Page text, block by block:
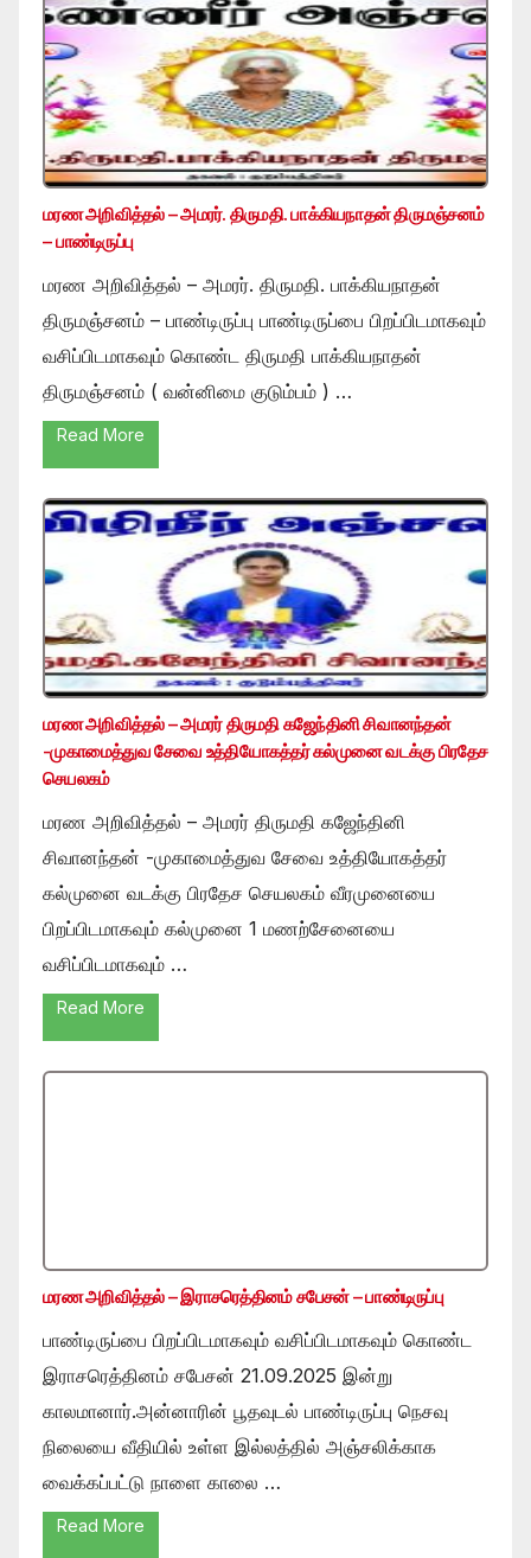
மரண அறிவித்தல் – அமரர். திருமதி. பாக்கியநாதன் திருமஞ்சனம்
– பாண்டிருப்பு
மரண அறிவித்தல் – அமரர். திருமதி. பாக்கியநாதன்
திருமஞ்சனம் – பாண்டிருப்பு பாண்டிருப்பை பிறப்பிடமாகவும்
வசிப்பிடமாகவும் கொண்ட திருமதி பாக்கியநாதன்
திருமஞ்சனம் ( வன்னிமை குடும்பம் ) …
Read More
மரண அறிவித்தல் – அமரர் திருமதி கஜேந்தினி சிவானந்தன்
-முகாமைத்துவ சேவை உத்தியோகத்தர் கல்முனை வடக்கு பிரதேச
செயலகம்
மரண அறிவித்தல் – அமரர் திருமதி கஜேந்தினி
சிவானந்தன் -முகாமைத்துவ சேவை உத்தியோகத்தர்
கல்முனை வடக்கு பிரதேச செயலகம் வீரமுனையை
பிறப்பிடமாகவும் கல்முனை 1 மணற்சேனையை
வசிப்பிடமாகவும் …
Read More
மரண அறிவித்தல் – இராசரெத்தினம் சபேசன் – பாண்டிருப்பு
பாண்டிருப்பை பிறப்பிடமாகவும் வசிப்பிடமாகவும் கொண்ட
இராசரெத்தினம் சபேசன் 21.09.2025 இன்று
காலமானார்.அன்னாரின் பூதவுடல் பாண்டிருப்பு நெசவு
நிலையை வீதியில் உள்ள இல்லத்தில் அஞ்சலிக்காக
வைக்கப்பட்டு நாளை காலை …
Read More